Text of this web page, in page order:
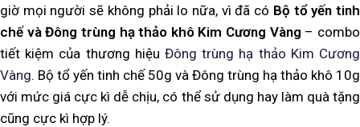
giờ mọi người sẽ không phải lo nữa, vì đã có Bộ tổ yến tinh
chế và Đông trùng hạ thảo khô Kim Cương Vàng – combo
tiết kiệm của thương hiệu Đông trùng hạ thảo Kim Cương
Vàng. Bộ tổ yến tinh chế 50g và Đông trùng hạ thảo khô 10g
với mức giá cực kì dễ chịu, có thể sử dụng hay làm quà tặng
cũng cực kì hợp lý.